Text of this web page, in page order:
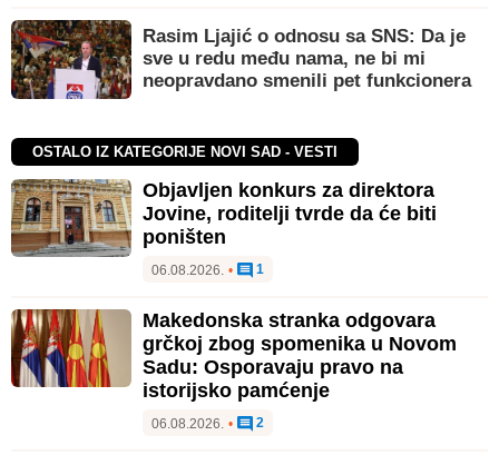
Rasim Ljajić o odnosu sa SNS: Da je
sve u redu među nama, ne bi mi
neopravdano smenili pet funkcionera
OSTALO IZ KATEGORIJE NOVI SAD - VESTI
Objavljen konkurs za direktora
Jovine, roditelji tvrde da će biti
poništen
06.08.2026. • 1
Makedonska stranka odgovara
grčkoj zbog spomenika u Novom
Sadu: Osporavaju pravo na
istorijsko pamćenje
06.08.2026. • 2